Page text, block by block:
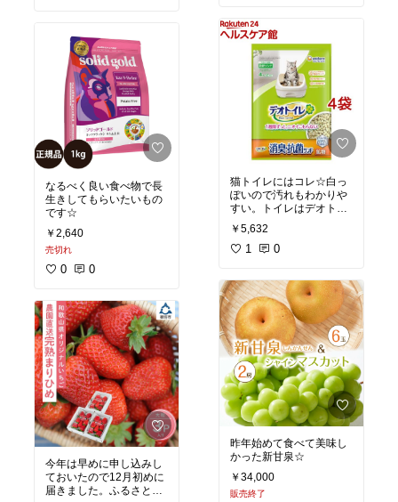
のでこの位の誤差は大丈
夫です。人間のものと比
べると大きくて届いた時
びっくりしましたが、猫
が立って乗るのに丁度良
い大きさです。薄いので
立てかけて置けます。
通販ライフ#ペット用体
重計 #ペットくん#猫のダ
イエット
なるべく良い食べ物で長
生きしてもらいたいもの
です☆
￥2,640
売切れ
0 0
今年は早めに申し込みし
ておいたので12月初めに
届きました。ふるさと納
茎の境目も少し赤くなっ
ており、「歯肉炎？歯磨
きしなくちゃ！」とあわ
てて検索し見つけまし
た。レビューで歯石が取
れたとあり半信半疑でし
たが、数日間1日1回、少
しの水で溶かしたものを
指で奥歯に塗ってみた
ら…ピンクの筋がなくな
ってる！1週間後、歯茎
の境目の赤みもなくなっ
てるー！愛猫に歯磨きは
難しいかもしれません
が、これを食べさせたり
塗り込んだりは、愛猫に
けたいと思います。たっ
いるのも有り難かったで
す。しけりやすいのか、
付属スプーンにしっとり
と粉が残ります。
#猫グ
ッズ#買ってよかった #猫
部 #ワンコの歯医者さん#
デンタルパウダー#猫の
歯磨き#Ｄr.YUJIRO
猫トイレにはコレ☆白っ
ぽいので汚れもわかりや
すい。トイレはデオトイ
レでそろえていますがに
おわないし不満が出るま
ではデオトイレにお世話
￥5,632
1 0
昨年始めて食べて美味し
かった新甘泉☆
￥34,000
販売終了